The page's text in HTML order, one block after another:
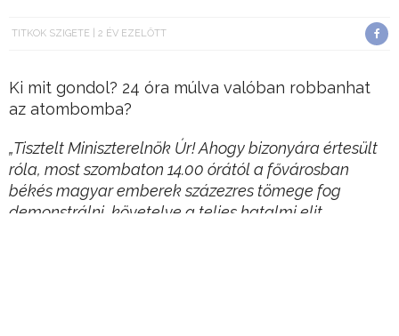
TITKOK SZIGETE 2 ÉV EZELŐTT
Ki mit gondol? 24 óra múlva valóban robbanhat
az atombomba?
„Tisztelt Miniszterelnök Úr! Ahogy bizonyára értesült
róla, most szombaton 14.00 órától a fővárosban
békés magyar emberek százezres tömege fog
demonstrálni, követelve a teljes hatalmi elit